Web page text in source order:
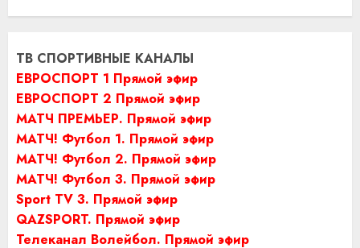
ТВ СПОРТИВНЫЕ КАНАЛЫ
ЕВРОСПОРТ 1 Прямой эфир
ЕВРОСПОРТ 2 Прямой эфир
МАТЧ ПРЕМЬЕР. Прямой эфир
МАТЧ! Футбол 1. Прямой эфир
МАТЧ! Футбол 2. Прямой эфир
МАТЧ! Футбол 3. Прямой эфир
Sport TV 3. Прямой эфир
QAZSPORT. Прямой эфир
Телеканал Волейбол. Прямой эфир